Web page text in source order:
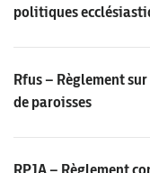
politiques
Rfus – Règlement
de paroisses